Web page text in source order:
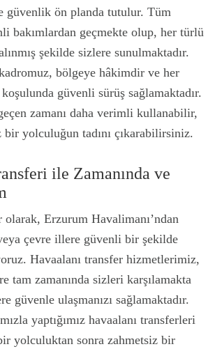
güvenlik ön planda tutulur. Tüm
bakımlardan geçmekte olup, her türlü
şekilde sizlere sunulmaktadır.
bölgeye hâkimdir ve her
güvenli sürüş sağlamaktadır.
zamanı daha verimli kullanabilir,
yolculuğun tadını çıkarabilirsiniz.
ile Zamanında ve
Erzurum Havalimanı’ndan
çevre illere güvenli bir şekilde
Havaalanı transfer hizmetlerimiz,
tam zamanında sizleri karşılamakta
güvenle ulaşmanızı sağlamaktadır.
yaptığımız havaalanı transferleri
yolculuktan sonra zahmetsiz bir